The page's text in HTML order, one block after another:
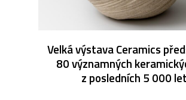
Velká výstava Ceramics
80 významných
z posledních 5 000 let